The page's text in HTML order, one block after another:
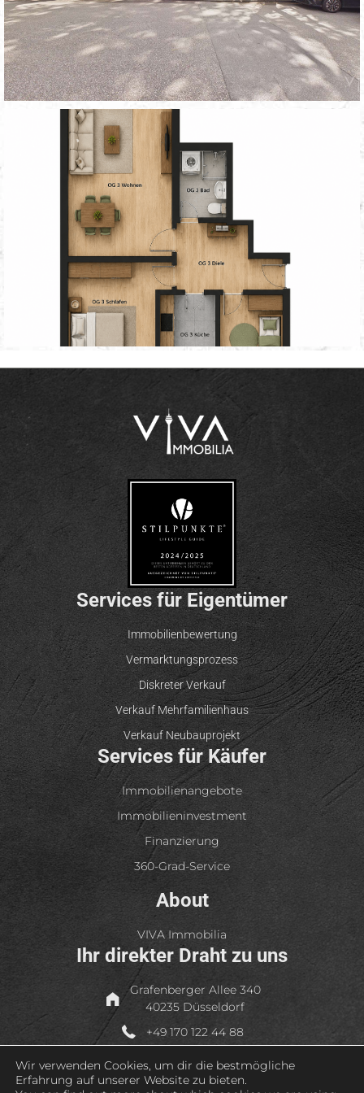
Services für Eigentümer
Immobilienbewertung
Vermarktungsprozess
Diskreter Verkauf
Verkauf Mehrfamilienhaus
Verkauf Neubauprojekt
Services für Käufer
Immobilienangebote
Immobilieninvestment
Finanzierung
360-Grad-Service
About
VIVA Immobilia
Ihr direkter Draht zu uns
Grafenberger Allee 340
40235 Düsseldorf
+49 170 122 44 88
+49 211 99 44 99 46
service@viva-immobilia.com
Wir verwenden Cookies, um dir die bestmögliche
Erfahrung auf unserer Website zu bieten.